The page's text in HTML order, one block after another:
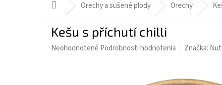
DomovOrechy a sušené plody Orechy
Kešu s příchutí chilli
Priemerné
Neohodnotené Podrobnosti hodnotenia Značka: